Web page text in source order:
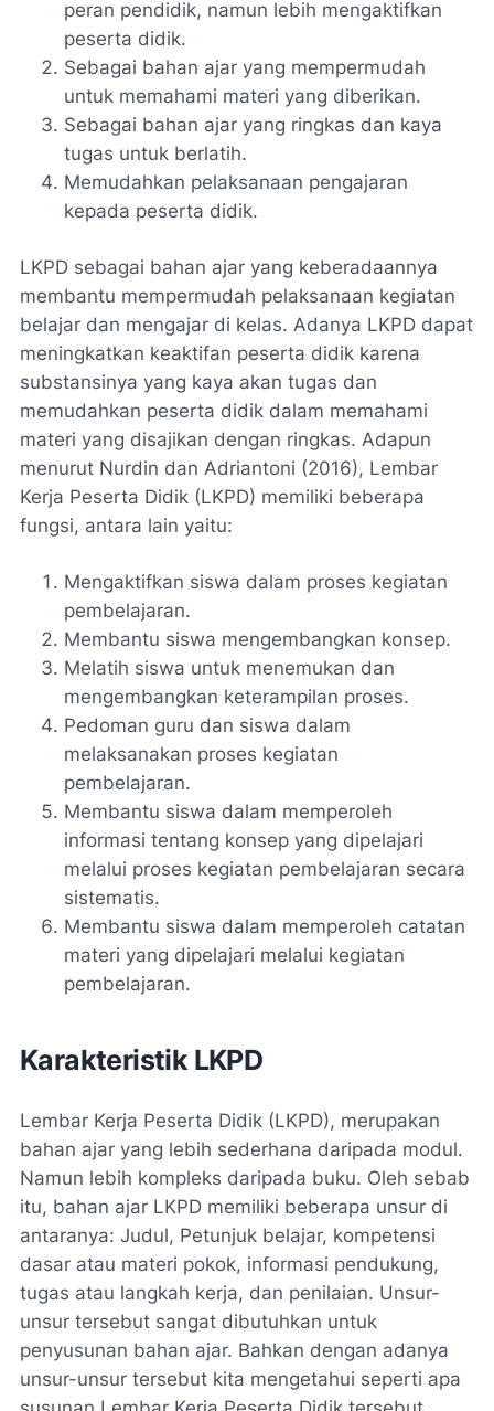
peran pendidik, namun lebih mengaktifkan
peserta didik.
Sebagai bahan ajar yang mempermudah
untuk memahami materi yang diberikan.
Sebagai bahan ajar yang ringkas dan kaya
tugas untuk berlatih.
Memudahkan pelaksanaan pengajaran
kepada peserta didik.
LKPD sebagai bahan ajar yang keberadaannya
membantu mempermudah pelaksanaan kegiatan
belajar dan mengajar di kelas. Adanya LKPD dapat
meningkatkan keaktifan peserta didik karena
substansinya yang kaya akan tugas dan
memudahkan peserta didik dalam memahami
materi yang disajikan dengan ringkas. Adapun
menurut Nurdin dan Adriantoni (2016), Lembar
Kerja Peserta Didik (LKPD) memiliki beberapa
fungsi, antara lain yaitu:
Mengaktifkan siswa dalam proses kegiatan
pembelajaran.
Membantu siswa mengembangkan konsep.
Melatih siswa untuk menemukan dan
mengembangkan keterampilan proses.
Pedoman guru dan siswa dalam
melaksanakan proses kegiatan
pembelajaran.
Membantu siswa dalam memperoleh
informasi tentang konsep yang dipelajari
melalui proses kegiatan pembelajaran secara
sistematis.
Membantu siswa dalam memperoleh catatan
materi yang dipelajari melalui kegiatan
pembelajaran.
Karakteristik LKPD
Lembar Kerja Peserta Didik (LKPD), merupakan
bahan ajar yang lebih sederhana daripada modul.
Namun lebih kompleks daripada buku. Oleh sebab
itu, bahan ajar LKPD memiliki beberapa unsur di
antaranya: Judul, Petunjuk belajar, kompetensi
dasar atau materi pokok, informasi pendukung,
tugas atau langkah kerja, dan penilaian. Unsur-
unsur tersebut sangat dibutuhkan untuk
penyusunan bahan ajar. Bahkan dengan adanya
unsur-unsur tersebut kita mengetahui seperti apa